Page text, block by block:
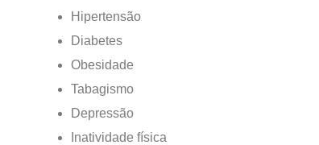
Hipertensão
Diabetes
Obesidade
Tabagismo
Depressão
Inatividade física